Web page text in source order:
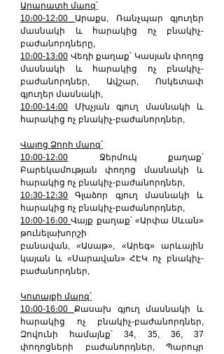
Արարատի մարզ՝
10։00-12։00 Արաքս, Ռանչպար գյուղեր
մասնակի և հարակից ոչ բնակիչ-
բաժանորդները,
10։00-13։00 Վեդի քաղաք՝ Կասյան փողոց
մասնակի և հարակից ոչ բնակիչ-
բաժանորդներ, Ավշար, Ոսկետափ
գյուղեր մասնակի,
10։00-14։00 Մխչյան գյուղ մասնակի և
հարակից ոչ բնակիչ-բաժանորդներ,
Վայոց Ձորի մարզ՝
10։00-12։00 Ջերմուկ քաղաք՝
Բարեկամության փողոց մասնակի և
հարակից ոչ բնակիչ-բաժանորդներ,
10։30-12։30 Գլաձոր գյուղ մասնակի և
հարակից ոչ բնակիչ-բաժանորդներ,
10։00-16։00 Վայք քաղաք՝ «Արփա Սևան»
թունելախորշի
բանավան, «Ասաթ», «Արեգ» արևային
կայան և «Սարավան» ՀԷԿ ոչ բնակիչ-
բաժանորդներ,
Կոտայքի մարզ՝
10։00-16։00 Քասախ գյուղ մասնակի և
հարակից ոչ բնակիչ-բաժանորդներ,
Զովունի համայնք՝ 34, 35, 36, 37
փողոցների բաժանորդներ, Պարույր